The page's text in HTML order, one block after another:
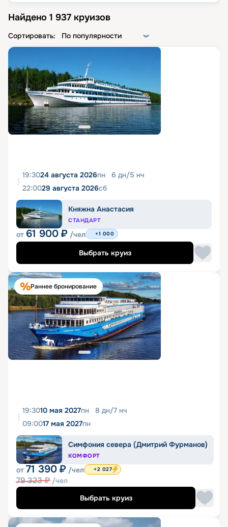
Найдено 1 937 круизов
Сортировать: По популярности
19:3024 августа 2026пн 6 дн/5 нч
22:0029 августа 2026сб
Княжна Анастасия
СТАНДАРТ
от 61 900 ₽ /чел +1 000
Выбрать круиз
Раннее бронирование
19:3010 мая 2027пн 8 дн/7 нч
09:0017 мая 2027пн
Симфония севера (Дмитрий Фурманов)
КОМФОРТ
от 71 390 ₽ /чел
79 323₽ /чел
+2 027
Выбрать круиз